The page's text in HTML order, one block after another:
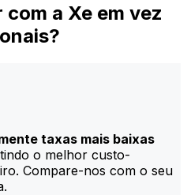
a Xe em vez
taxas mais baixas
o melhor custo-
Compare-nos com o seu